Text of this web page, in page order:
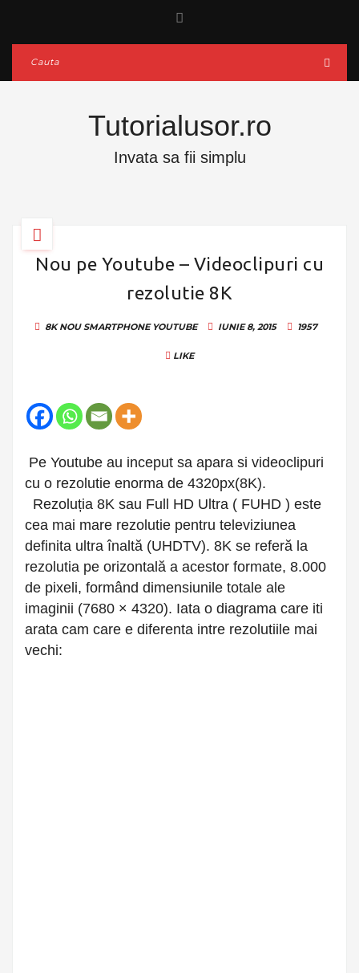
Tutorialusor.ro
Invata sa fii simplu
Nou pe Youtube – Videoclipuri cu
rezolutie 8K
8K NOU SMARTPHONE YOUTUBE IUNIE 8, 2015 1957
LIKE
Pe Youtube au inceput sa apara si videoclipuri
cu o rezolutie enorma de 4320px(8K).
Rezoluția 8K sau Full HD Ultra ( FUHD ) este
cea mai mare rezolutie pentru televiziunea
definita ultra înaltă (UHDTV). 8K se referă la
rezolutia pe orizontală a acestor formate, 8.000
de pixeli, formând dimensiunile totale ale
imaginii (7680 × 4320). Iata o diagrama care iti
arata cam care e diferenta intre rezolutiile mai
vechi: